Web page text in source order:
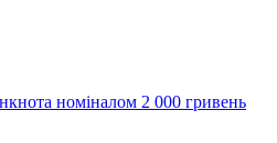
номіналом 2 000 гривень